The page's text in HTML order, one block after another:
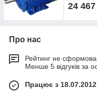
24 467
Про нас
Рейтинг не
Менше 5 відгуків за
Працює з 18.07.2012